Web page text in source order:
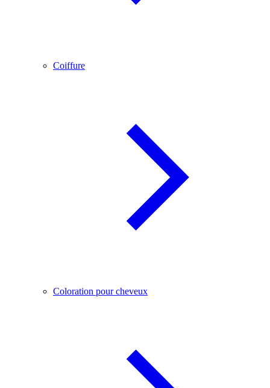
Coiffure
Coloration pour cheveux